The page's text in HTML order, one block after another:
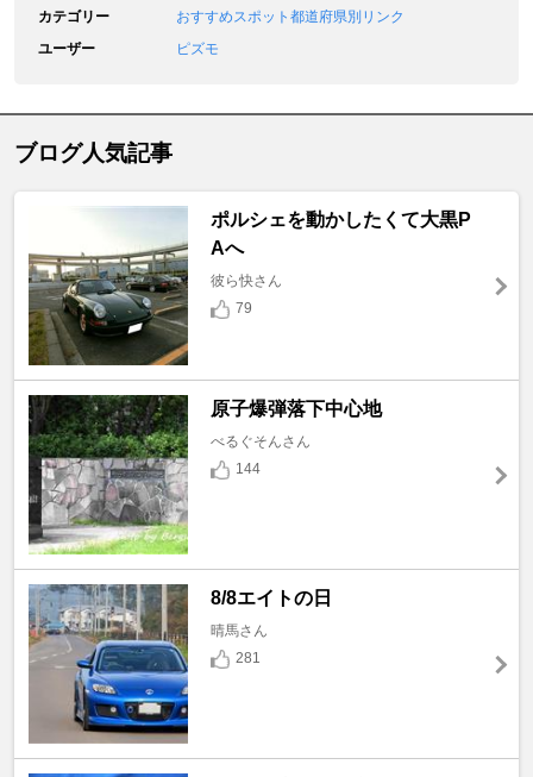
カテゴリー
おすすめスポット都道府県別リンク
ユーザー
ピズモ
ブログ人気記事
ポルシェを動かしたくて大黒P
Aへ
彼ら快さん
79
原子爆弾落下中心地
べるぐそんさん
144
8/8エイトの日
晴馬さん
281